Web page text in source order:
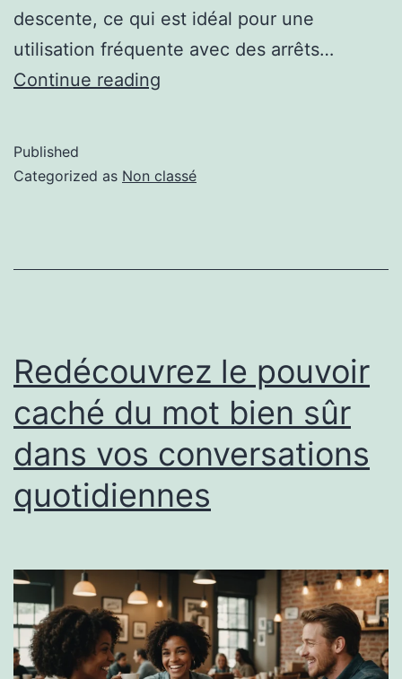
descente, ce qui est idéal pour une
utilisation fréquente avec des arrêts…
Continue reading
Published
Categorized as Non classé
Redécouvrez le pouvoir
caché du mot bien sûr
dans vos conversations
quotidiennes